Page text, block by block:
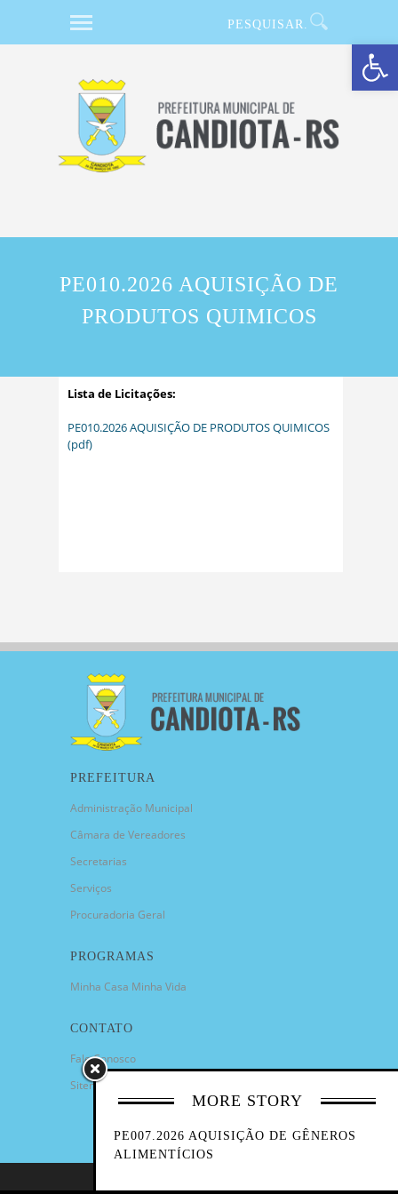
Barra de Ferramentas Aberta
PE010.2026 AQUISIÇÃO DE
PRODUTOS QUIMICOS
Lista de Licitações:
PE010.2026 AQUISIÇÃO DE PRODUTOS QUIMICOS
(pdf)
MORE STORY
PE007.2026 AQUISIÇÃO DE GÊNEROS
ALIMENTÍCIOS
PREFEITURA
Administração Municipal
Câmara de Vereadores
Secretarias
Serviços
Procuradoria Geral
PROGRAMAS
Minha Casa Minha Vida
CONTATO
Fale Conosco
Sitemap